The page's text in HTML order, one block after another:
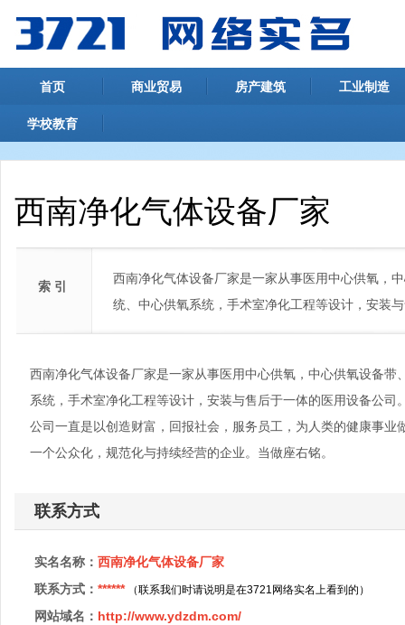
首页 商业贸易 房产建筑 工业制造
学校教育
西南净化气体设备厂家
索 引
西南净化气体设备厂家是一家从事医用中心供氧，
统、中心供氧系统，手术室净化工程等设计，安装
西南净化气体设备厂家是一家从事医用中心供氧，中心供氧设备
系统，手术室净化工程等设计，安装与售后于一体的医用设备公司
公司一直是以创造财富，回报社会，服务员工，为人类的健康事
一个公众化，规范化与持续经营的企业。当做座右铭。
联系方式
实名名称： 西南净化气体设备厂家
联系方式： ******（联系我们时请说明是在3721网络实名上看到的）
网站域名： http://www.ydzdm.com/